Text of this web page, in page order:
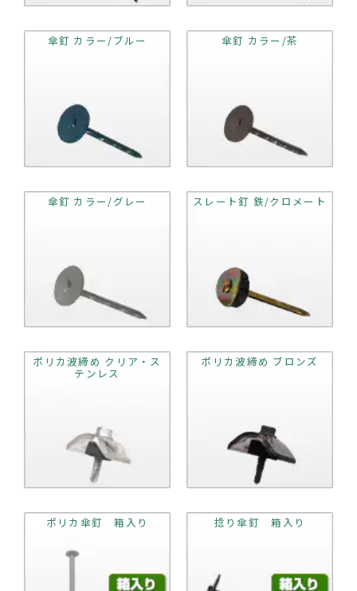
傘釘 カラー/ブルー 傘釘 カラー/茶
傘釘 カラー/グレー スレート釘 鉄/クロメート
ポリカ波締め クリア・ス
テンレス
ポリカ波締め ブロンズ
ポリカ傘釘 箱入り 捻り傘釘 箱入り